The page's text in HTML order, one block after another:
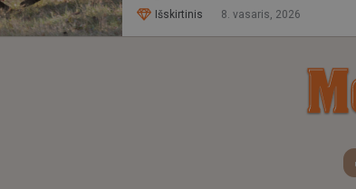
Išskirtinis 8. vasaris, 2026